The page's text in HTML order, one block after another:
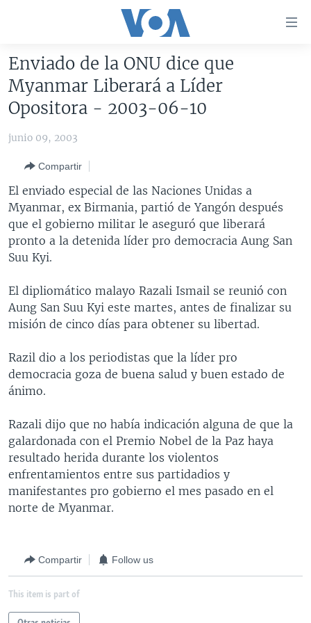
accesibilidad
al
contenido
Salte
principal
Salte
búsqueda
AMÉRICA DEL NORTE
EEUU
ELECCIONES EEUU 2024
VOA VERIFICA INMIGRACIÓN
VOA VERIFICA AMÉRICA LATINA
ARGENTINA
BOLIVIA
COLOMBIA
CHILE
ECUADOR
VENEZUELA
CHINA EN AMÉRICA LATINA
CENTROAMÉRICA
COSTA RICA
EL SALVADOR
HONDURAS
NICARAGUA
OTRAS SECCIONES
INMIGRACIÓN
MUNDO
ECONOMÍA
TECNOLOGÍA
DEPORTES
CIENCIA Y SALUD
ESPECIALES DE LA VOA
UCRANIA
MULTIMEDIA
FOTOGRAFÍA
AUDIOS
EL MUNDO AL DÍA
FORO INTERAMERICANO
VISIÓN 360
LAS CLAVES
PANORAMA
RADIO
AVANCE INFORMATIVO
AUDIONOTICIAS
BUENOS DÍAS AMÉRICA
ESTADOS UNIDOS AL DÍA
EL MUNDO AL DÍA [RADIO]
NOTA ECONÓMICA
ENTRETENIMIENTO
DIRECT
DOCUMENTALES DE LA VOA
Learning English
SÍGANOS
Idiomas
Enviado de la ONU dice que
Myanmar Liberará a Líder
Opositora - 2003-06-10
junio 09, 2003
Compartir
El enviado especial de las Naciones Unidas a
Myanmar, ex Birmania, partió de Yangón después
que el gobierno militar le aseguró que liberará
pronto a la detenida líder pro democracia Aung San
Suu Kyi.
El dipliomático malayo Razali Ismail se reunió con
Aung San Suu Kyi este martes, antes de finalizar su
misión de cinco días para obtener su libertad.
Razil dio a los periodistas que la líder pro
democracia goza de buena salud y buen estado de
ánimo.
Razali dijo que no había indicación alguna de que la
galardonada con el Premio Nobel de la Paz haya
resultado herida durante los violentos
enfrentamientos entre sus partidadios y
manifestantes pro gobierno el mes pasado en el
norte de Myanmar.
Compartir Follow us
This item is part of